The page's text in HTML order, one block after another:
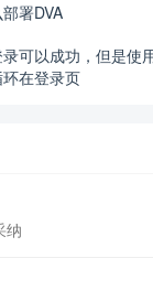
署DVA
可以成功，但是使
在登录页
纳